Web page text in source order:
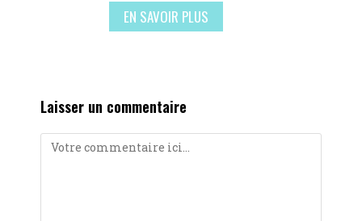
EN SAVOIR PLUS
Laisser un commentaire